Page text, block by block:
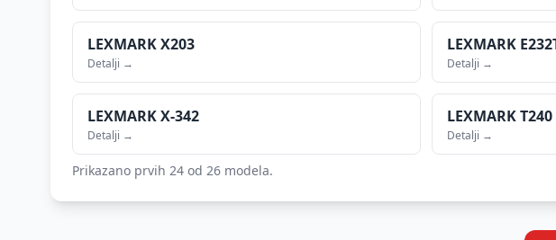
LEXMARKX203
Detalji →
LEXMARK
Detalji →
LEXMARKX-342
Detalji →
LEXMARKT240
Detalji →
Prikazano prvih 24 od 26 modela.